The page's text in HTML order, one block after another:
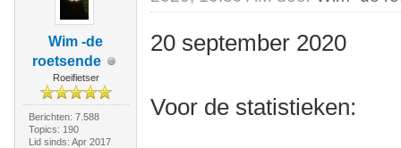
Wim -de
roetsende
Roeifietser
Berichten: 7.588
Topics: 190
Lid sinds: Apr 2017
20 september 2020
Voor de statistieken: